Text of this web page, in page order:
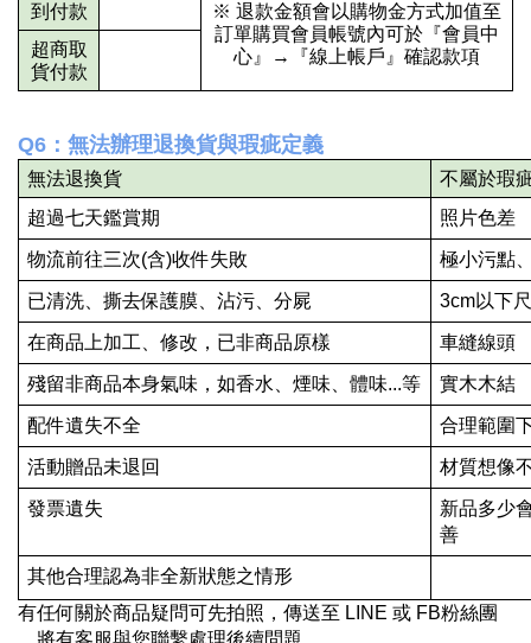
到付款
※ 退款金額會以購物金方式加值至
訂單購買會員帳號內可於『會員中
心』→『線上帳戶』確認款項
超商取
貨付款
Q6：無法辦理退換貨與瑕疵定義
無法退換貨
不屬於瑕
超過七天鑑賞期
照片色差
物流前往三次(含)收件失敗 極小污點
已清洗、撕去保護膜、沾污、分屍 3cm以下
在商品上加工、修改，已非商品原樣 車縫線頭
殘留非商品本身氣味，如香水、煙味、體味...等 實木木結
配件遺失不全 合理範圍
活動贈品未退回 材質想像
發票遺失
新品多少
善
其他合理認為非全新狀態之情形
有任何關於商品疑問可先拍照，傳送至 LINE 或 FB粉絲團
，將有客服與您聯繫處理後續問題。